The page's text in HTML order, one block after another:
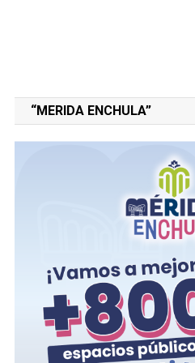
“MERIDA ENCHULA”